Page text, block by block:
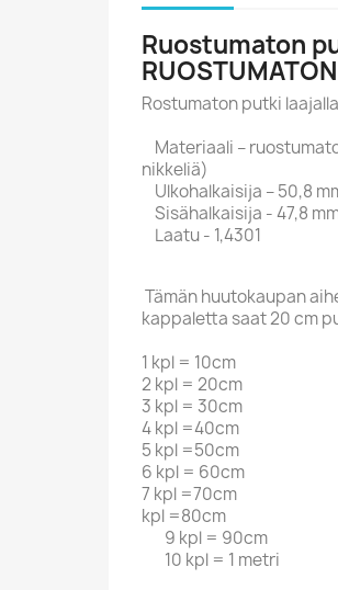
Ruostumaton
Rostumaton putki
Materiaali –
nikkeliä)
Ulkohalkaisija – 50,8
Sisähalkaisija - 47,8
Laatu - 1,4301
Tämän huutokaupan
kappaletta saat 20 cm
1 kpl = 10cm
2 kpl = 20cm
3 kpl = 30cm
4 kpl =40cm
5 kpl =50cm
6 kpl = 60cm
7 kpl =70cm
kpl =80cm
9 kpl = 90cm
10 kpl = 1 metri